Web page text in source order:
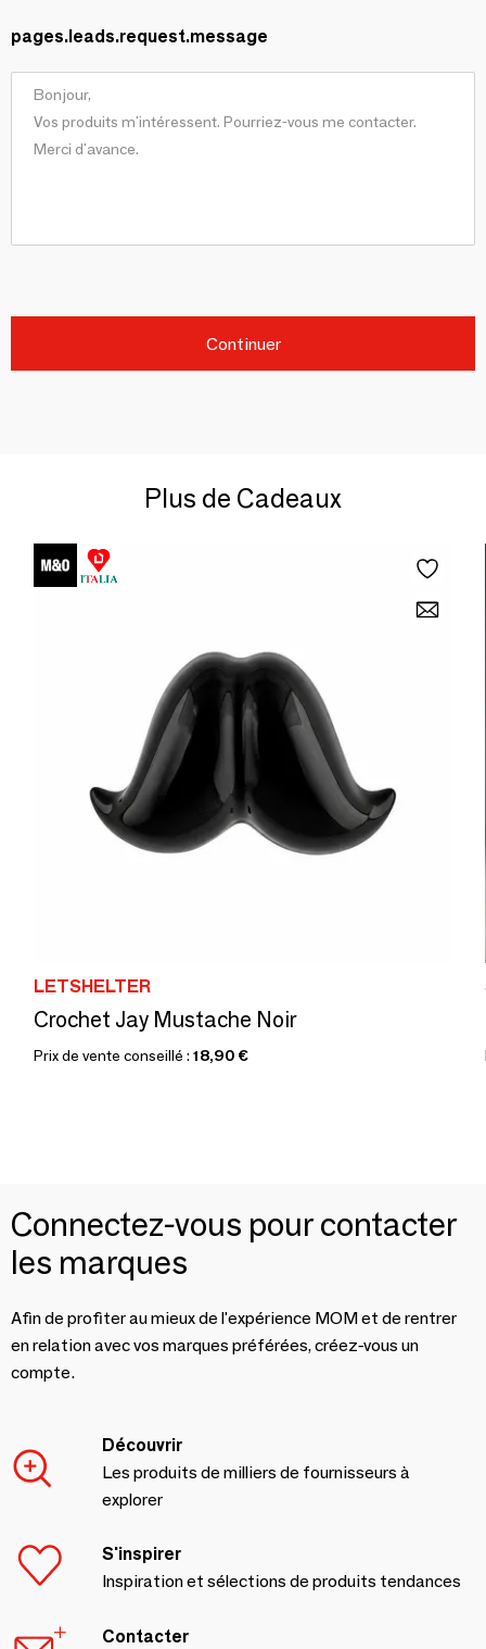
pages.leads.request.message
Continuer
Plus de Cadeaux
LETSHELTER
Crochet Jay Mustache Noir
Prix de vente conseillé : 18,90 €
Connectez-vous pour contacter
les marques
Afin de profiter au mieux de l'expérience MOM et de rentrer
en relation avec vos marques préférées, créez-vous un
compte.
Découvrir
Les produits de milliers de fournisseurs à
explorer
S'inspirer
Inspiration et sélections de produits tendances
Contacter